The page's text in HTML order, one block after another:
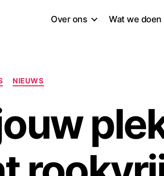
Over ons Wat we doen
NIEUWS